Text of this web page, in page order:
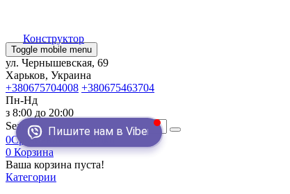
Toggle mobile menu
Конструктор
ул. Чернышевская, 69
Харьков, Украина
+380675704008 +380675463704
Пишите нам в Viber
Пн-Нд
з 8:00 до 20:00
Search
0Сравнение
0 Корзина
Ваша корзина пуста!
Категории